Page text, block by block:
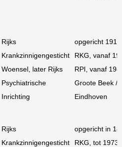
Rijks
Krankzinnigengesticht
Woensel, later Rijks
Psychiatrische
Inrichting
opgericht
RKG, vanaf
RPI, vanaf
Groote Beek /
Eindhoven
Rijks
Krankzinnigengesticht
opgericht in
RKG, tot 1973